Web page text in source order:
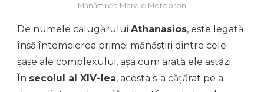
Mănăstirea Marele Meteoron
De numele călugărului Athanasios, este legată
însă întemeierea primei mănăstiri dintre cele
șase ale complexului, așa cum arată ele astăzi.
În secolul al XIV-lea, acesta s-a cățărat pe a